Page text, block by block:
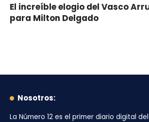
El increíble elogio del Vasco
para Milton Delgado
Nosotros:
La Número 12 es el primer diario digital del